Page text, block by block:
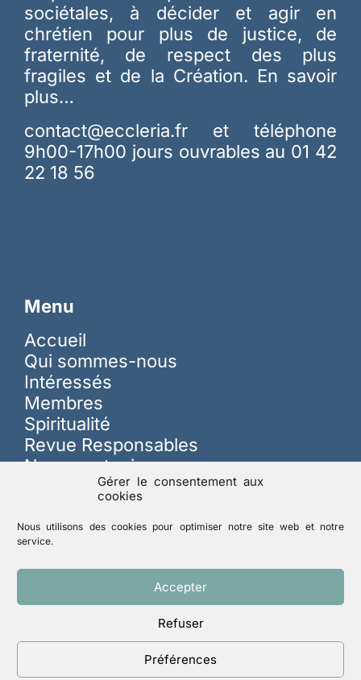
Gérer le consentement aux
cookies
Nous utilisons des cookies pour optimiser notre site web et notre
service.
Accepter
Refuser
Préférences
sociétales, à décider et agir en
chrétien pour plus de justice, de
fraternité, de respect des plus
fragiles et de la Création. En savoir
plus…
contact@eccleria.fr et téléphone
9h00-17h00 jours ouvrables au 01 42
22 18 56
Menu
Accueil
Qui sommes-nous
Intéressés
Membres
Spiritualité
Revue Responsables
Nous soutenir
Lutte contre les abus
Mentions légales
Politique de confidentialité
ACCK